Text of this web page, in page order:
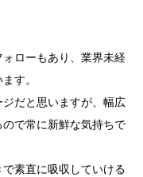
ローもあり、業界未経
す。
だと思いますが、幅広
で常に新鮮な気持ちで
素直に吸収していける